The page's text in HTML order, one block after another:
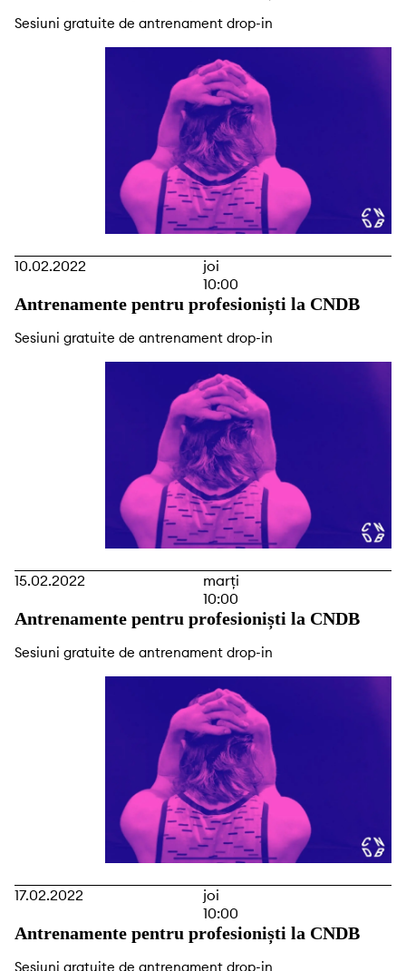
Sesiuni gratuite de antrenament drop-in
10.02.2022
joi
10:00
Antrenamente pentru profesioniști la CNDB
Sesiuni gratuite de antrenament drop-in
15.02.2022
marți
10:00
Antrenamente pentru profesioniști la CNDB
Sesiuni gratuite de antrenament drop-in
17.02.2022
joi
10:00
Antrenamente pentru profesioniști la CNDB
Sesiuni gratuite de antrenament drop-in